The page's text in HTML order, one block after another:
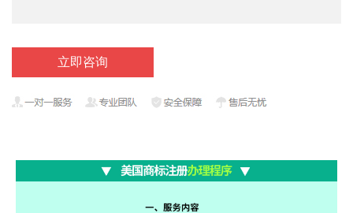
立即咨询